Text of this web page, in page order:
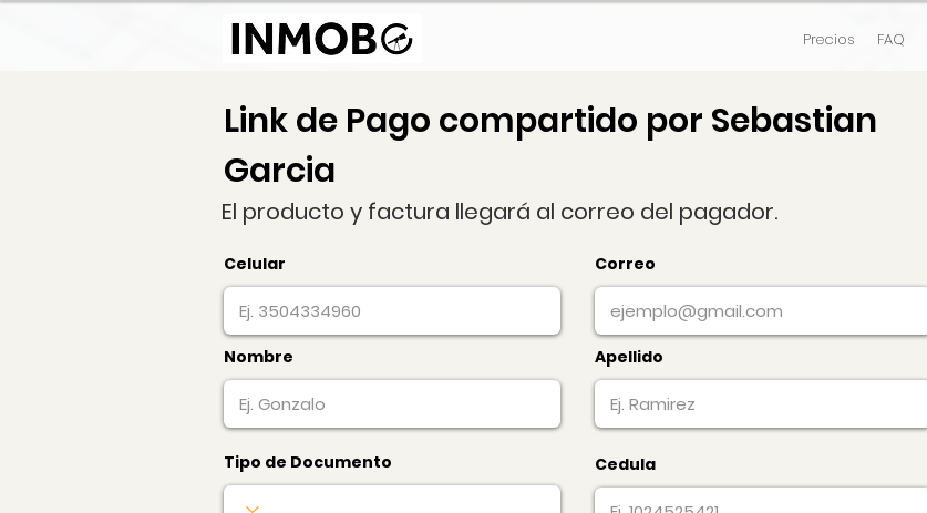
Precios FAQ
Link de Pago compartido por Sebastian
Garcia
El producto y factura llegará al correo del pagador.
Celular
Nombre
Correo
Apellido
Tipo de Documento Cedula